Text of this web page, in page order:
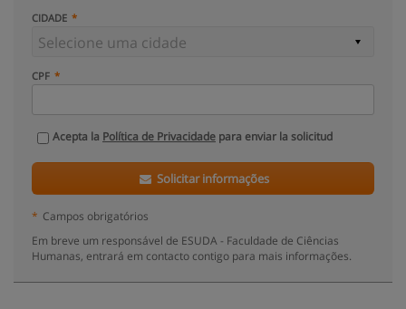
CIDADE
CPF
Acepta la Política de Privacidade para enviar la solicitud
Solicitar informações
* Campos obrigatórios
Em breve um responsável de ESUDA - Faculdade de Ciências
Humanas, entrará em contacto contigo para mais informações.